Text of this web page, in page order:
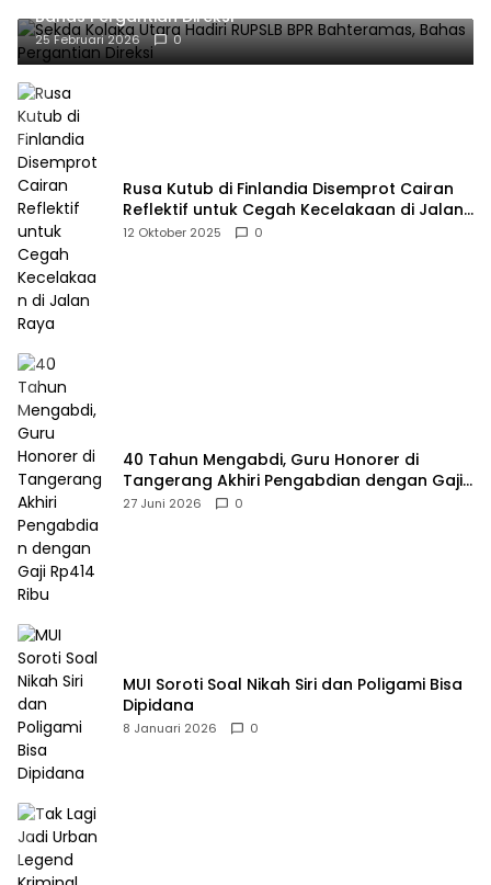
Bahas Pergantian Direksi
25 Februari 2026 0
Rusa Kutub di Finlandia Disemprot Cairan
Reflektif untuk Cegah Kecelakaan di Jalan
Raya
12 Oktober 2025 0
40 Tahun Mengabdi, Guru Honorer di
Tangerang Akhiri Pengabdian dengan Gaji
Rp414 Ribu
27 Juni 2026 0
MUI Soroti Soal Nikah Siri dan Poligami Bisa
Dipidana
8 Januari 2026 0